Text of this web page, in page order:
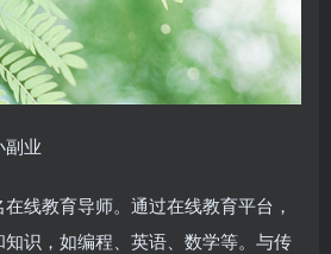
副业
线教育导师。通过在线教育平台，
识，如编程、英语、数学等。与传